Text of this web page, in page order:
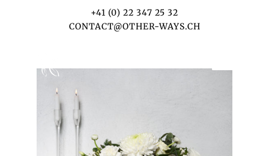
+41 (0) 22 347 25 32
CONTACT@OTHER-WAYS.CH